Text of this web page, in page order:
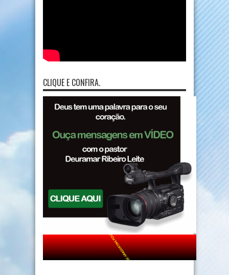
CLIQUE E CONFIRA.